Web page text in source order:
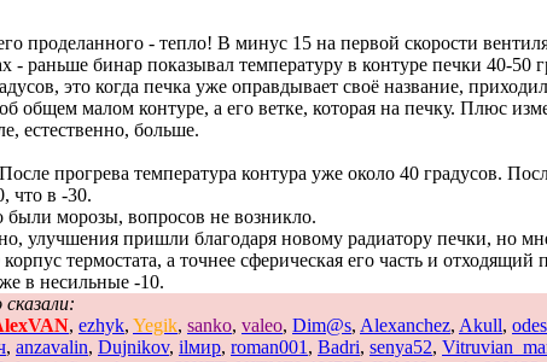
проделанного - тепло! В минус 15 на первой скорости
- раньше бинар показывал температуру в контуре печки 40-50
это когда печка уже оправдывает своё название,
общем малом контуре, а его ветке, которая на печку. Плюс
естественно, больше.
прогрева температура контура уже около 40 градусов.
что в -30.
были морозы, вопросов не возникло.
улучшения пришли благодаря новому радиатору печки, но
термостата, а точнее сферическая его часть и
в несильные -10.
, ezhyk, Yegik, sanko, valeo, Dim@s, Alexanchez, Akull,
, anzavalin, Dujnikov, ilмир, roman001 , Badri, senya52,